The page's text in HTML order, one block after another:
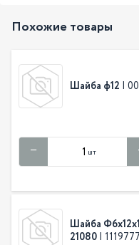
Похожие товары
Шайба ф12 |
шт
Шайба
21080 |